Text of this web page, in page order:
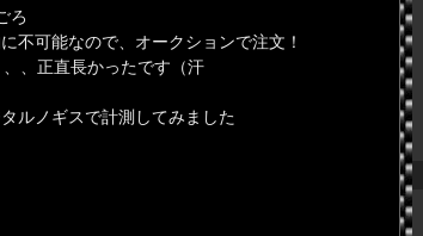
ろ
不可能なので、オークションで注文！
、正直長かったです（汗
ルノギスで計測してみました